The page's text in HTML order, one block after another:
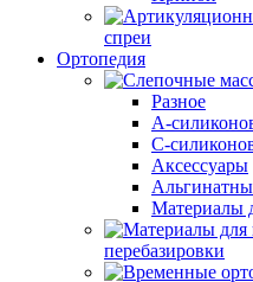
спреи
Ортопедия
Разное
А-
С-
Аксессуары
Материалы
перебазировки